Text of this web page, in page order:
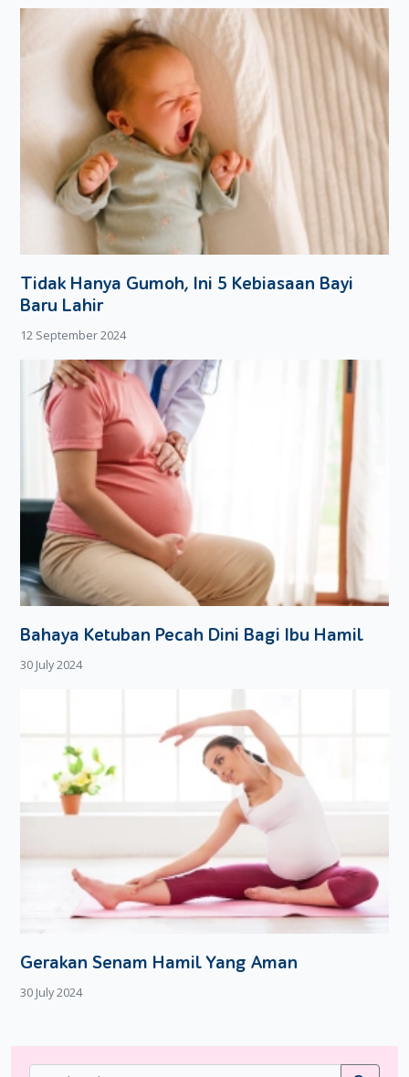
Agar lebih indah, Moms bisa membentuk onigiri ini dengan
bentuk-bentuk unik. Gunakan sisa bahan nori yang dibentuk
jadi mata, bibir atau pelengkap lainnya.
Selain itu, Moms pun bisa menggunakan bahan tambahan
sayuran, seperti kacang polong sebagai mata, wortel rebus
sebagai bibir dan lainnya. Sesuaikan saja dengan bahan-
bahan yang ada. Onigiri tuna mayonnaise pun siap disantap
atau dijadikan bekal sekolah Si Kecil.
Tidak Hanya Gumoh, Ini 5 Kebiasaan Bayi
Baru Lahir
12 September 2024
Bahaya Ketuban Pecah Dini Bagi Ibu Hamil
30 July 2024
Gerakan Senam Hamil Yang Aman
30 July 2024